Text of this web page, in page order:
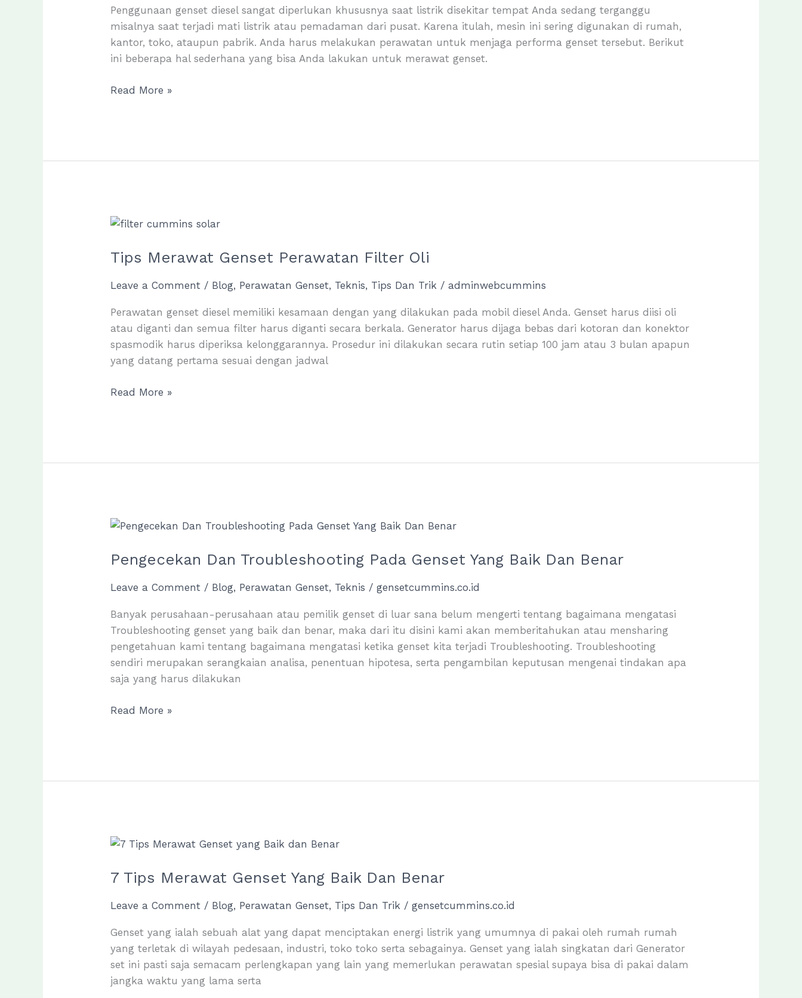
Penggunaan genset diesel sangat diperlukan khususnya saat listrik disekitar tempat Anda sedang terganggu
misalnya saat terjadi mati listrik atau pemadaman dari pusat. Karena itulah, mesin ini sering digunakan di rumah,
kantor, toko, ataupun pabrik. Anda harus melakukan perawatan untuk menjaga performa genset tersebut. Berikut
ini beberapa hal sederhana yang bisa Anda lakukan untuk merawat genset.
Beberapa
Read More »
Tips Merawat Genset Perawatan Filter Oli
Leave a Comment / Blog, Perawatan Genset, Teknis, Tips Dan Trik /adminwebcummins
Perawatan genset diesel memiliki kesamaan dengan yang dilakukan pada mobil diesel Anda. Genset harus diisi oli
atau diganti dan semua filter harus diganti secara berkala. Generator harus dijaga bebas dari kotoran dan konektor
spasmodik harus diperiksa kelonggarannya. Prosedur ini dilakukan secara rutin setiap 100 jam atau 3 bulan apapun
yang datang pertama sesuai dengan jadwal
Tips
Read More »
Pengecekan Dan Troubleshooting Pada Genset Yang Baik Dan Benar
Leave a Comment / Blog, Perawatan Genset, Teknis /gensetcummins.co.id
Banyak perusahaan-perusahaan atau pemilik genset di luar sana belum mengerti tentang bagaimana mengatasi
Troubleshooting genset yang baik dan benar, maka dari itu disini kami akan memberitahukan atau mensharing
pengetahuan kami tentang bagaimana mengatasi ketika genset kita terjadi Troubleshooting. Troubleshooting
sendiri merupakan serangkaian analisa, penentuan hipotesa, serta pengambilan keputusan mengenai tindakan apa
saja yang harus dilakukan
Pengecekan
Benar
Read More »
7 Tips Merawat Genset Yang Baik Dan Benar
Leave a Comment / Blog, Perawatan Genset, Tips Dan Trik /gensetcummins.co.id
Genset yang ialah sebuah alat yang dapat menciptakan energi listrik yang umumnya di pakai oleh rumah rumah
yang terletak di wilayah pedesaan, industri, toko toko serta sebagainya. Genset yang ialah singkatan dari Generator
set ini pasti saja semacam perlengkapan yang lain yang memerlukan perawatan spesial supaya bisa di pakai dalam
jangka waktu yang lama serta